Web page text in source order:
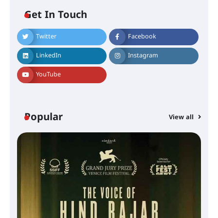
Get In Touch
Twitter Facebook
LinkedIn Instagram
YouTube
Popular View all
സെന്റ് ജോസഫ്സ് കോളജ്
കോമേഴ്‌സ് അസോസിയേഷന്